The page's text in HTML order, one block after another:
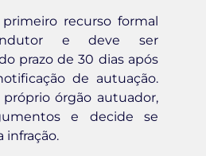
recurso formal
e deve ser
prazo de 30 dias após
de autuação.
órgão autuador,
e decide se
infração.